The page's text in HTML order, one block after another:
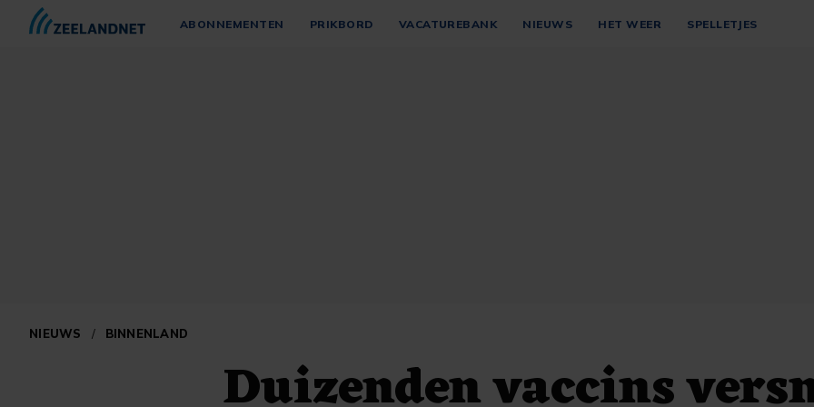
ABONNEMENTEN PRIKBORD VACATUREBANK NIEUWS HET WEER SPELLETJES
NIEUWS / BINNENLAND